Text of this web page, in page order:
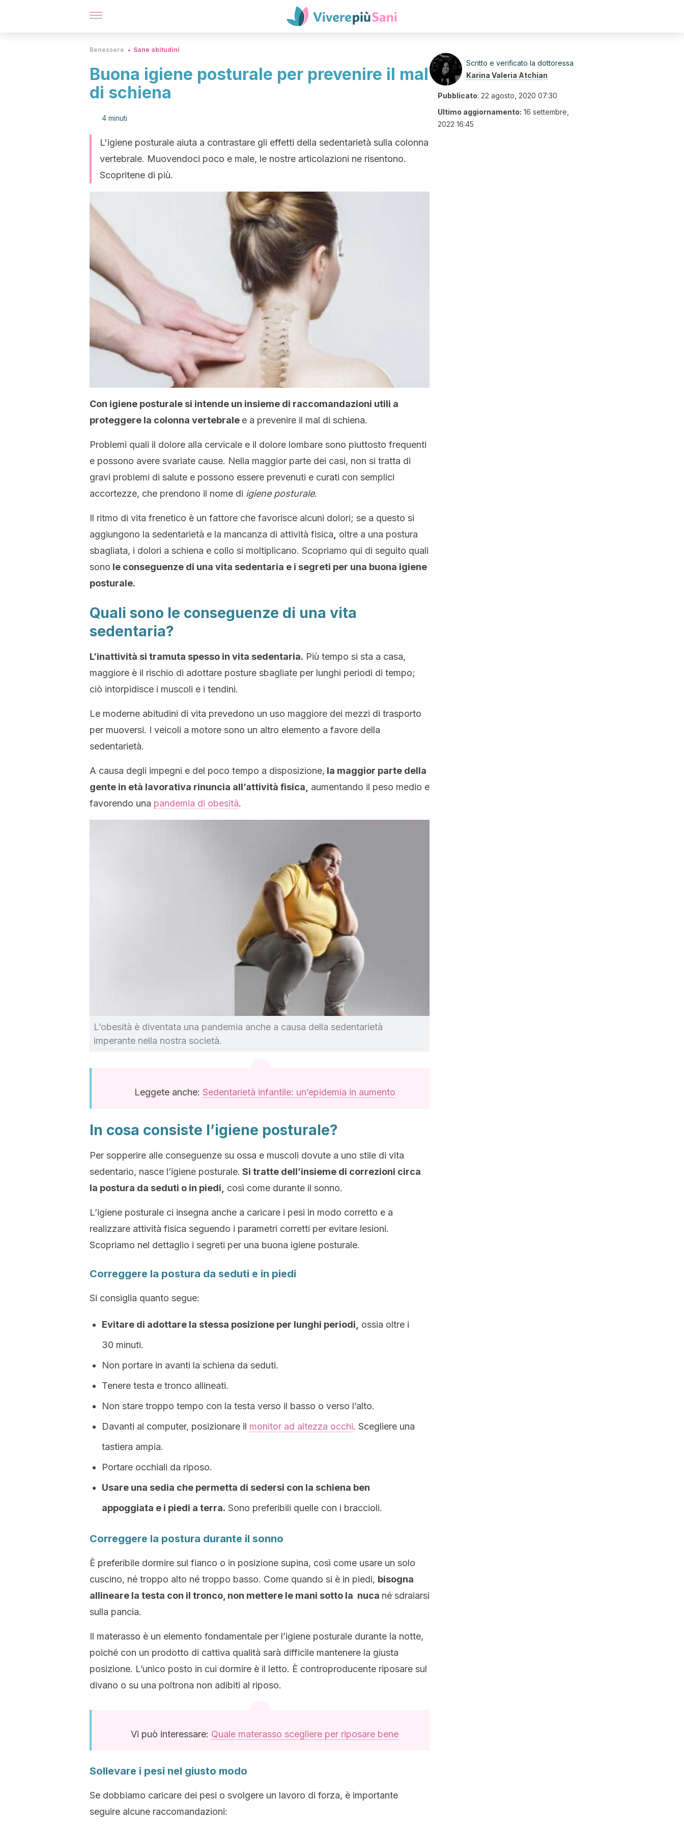
Benessere Sane abitudini
Buona igiene posturale per prevenire il mal
di schiena
4 minuti
L'igiene posturale aiuta a contrastare gli effetti della sedentarietà sulla colonna
vertebrale. Muovendoci poco e male, le nostre articolazioni ne risentono.
Scopritene di più.
Con igiene posturale si intende un insieme di raccomandazioni utili a
proteggere la colonna vertebrale e a prevenire il mal di schiena.
Problemi quali il dolore alla cervicale e il dolore lombare sono piuttosto frequenti
e possono avere svariate cause. Nella maggior parte dei casi, non si tratta di
gravi problemi di salute e possono essere prevenuti e curati con semplici
accortezze, che prendono il nome di igiene posturale.
Il ritmo di vita frenetico è un fattore che favorisce alcuni dolori; se a questo si
aggiungono la sedentarietà e la mancanza di attività fisica
oltre a una postura
sbagliata, i dolori a schiena e collo si moltiplicano. Scopriamo qui di seguito quali
sono le conseguenze di una vita sedentaria e i segreti per una buona igiene
posturale.
Quali sono le conseguenze di una vita
sedentaria?
L’inattività si tramuta spesso in vita sedentaria. Più tempo si sta a casa,
maggiore è il rischio di adottare posture sbagliate per lunghi periodi di tempo;
ciò intorpidisce i muscoli e i tendini.
Le moderne abitudini di vita prevedono un uso maggiore dei mezzi di trasporto
per muoversi. I veicoli a motore sono un altro elemento a favore della
sedentarietà.
A causa degli impegni e del poco tempo a disposizione, la maggior parte della
gente in età lavorativa rinuncia all’attività fisica,
aumentando il peso medio e
favorendo una pandemia di obesità.
L’obesità è diventata una pandemia anche a causa della sedentarietà
imperante nella nostra società.
Leggete anche: Sedentarietà infantile: un’epidemia in aumento
In cosa consiste l’igiene posturale?
Per sopperire alle conseguenze su ossa e muscoli dovute a uno stile di vita
sedentario, nasce l’igiene posturale. Si tratte dell’insieme di correzioni circa
la postura da seduti o in piedi,
così come durante il sonno.
L’igiene posturale ci insegna anche a caricare i pesi in modo corretto e a
realizzare attività fisica seguendo i parametri corretti per evitare lesioni.
Scopriamo nel dettaglio i segreti per una buona igiene posturale.
Correggere la postura da seduti e in piedi
Si consiglia quanto segue:
Evitare di adottare la stessa posizione per lunghi periodi,
ossia oltre i
30 minuti.
Non portare in avanti la schiena da seduti.
Tenere testa e tronco allineati.
Non stare troppo tempo con la testa verso il basso o verso l’alto.
Davanti al computer, posizionare il monitor ad altezza occhi. Scegliere una
tastiera ampia.
Portare occhiali da riposo.
Usare una sedia che permetta di sedersi con la schiena ben
appoggiata e i piedi a terra. Sono preferibili quelle con i braccioli.
Correggere la postura durante il sonno
È preferibile dormire sul fianco o in posizione supina, così come usare un solo
cuscino, né troppo alto né troppo basso. Come quando si è in piedi, bisogna
allineare la testa con il tronco, non mettere le mani sotto la nuca né sdraiarsi
sulla pancia.
Il materasso è un elemento fondamentale per l’igiene posturale durante la notte,
poiché con un prodotto di cattiva qualità sarà difficile mantenere la giusta
posizione. L’unico posto in cui dormire è il letto. È controproducente riposare sul
divano o su una poltrona non adibiti al riposo.
Vi può interessare: Quale materasso scegliere per riposare bene
Sollevare i pesi nel giusto modo
Se dobbiamo caricare dei pesi o svolgere un lavoro di forza, è importante
seguire alcune raccomandazioni:
Scritto e verificato la dottoressa
Karina Valeria Atchian
Pubblicato: 22 agosto, 2020 07:30
Ultimo aggiornamento: 16 settembre,
2022 16:45